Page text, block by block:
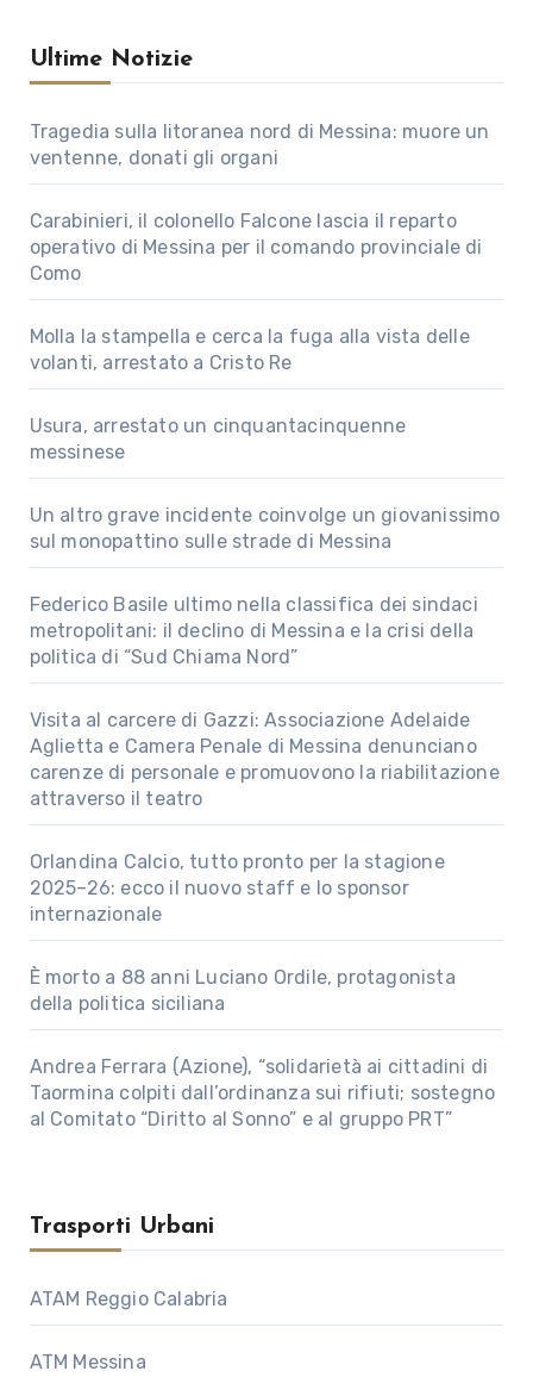
Ultime Notizie
Tragedia sulla litoranea nord di Messina: muore un
ventenne, donati gli organi
Carabinieri, il colonello Falcone lascia il reparto
operativo di Messina per il comando provinciale di
Como
Molla la stampella e cerca la fuga alla vista delle
volanti, arrestato a Cristo Re
Usura, arrestato un cinquantacinquenne
messinese
Un altro grave incidente coinvolge un giovanissimo
sul monopattino sulle strade di Messina
Federico Basile ultimo nella classifica dei sindaci
metropolitani: il declino di Messina e la crisi della
politica di “Sud Chiama Nord”
Visita al carcere di Gazzi: Associazione Adelaide
Aglietta e Camera Penale di Messina denunciano
carenze di personale e promuovono la riabilitazione
attraverso il teatro
Orlandina Calcio, tutto pronto per la stagione
2025–26: ecco il nuovo staff e lo sponsor
internazionale
È morto a 88 anni Luciano Ordile, protagonista
della politica siciliana
Andrea Ferrara (Azione), “solidarietà ai cittadini di
Taormina colpiti dall’ordinanza sui rifiuti; sostegno
al Comitato “Diritto al Sonno” e al gruppo PRT”
Trasporti Urbani
ATAM Reggio Calabria
ATM Messina